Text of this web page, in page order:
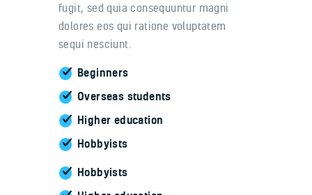
fugit, sed quia consequuntur magni
dolores eos qui ratione voluptatem
sequi nesciunt.
Beginners
Overseas students
Higher education
Hobbyists
Hobbyists